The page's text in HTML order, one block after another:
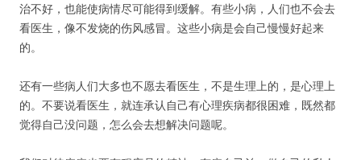
治不好，也能使病情尽可能得到缓解。有些小病，人们也不会去
看医生，像不发烧的伤风感冒。这些小病是会自己慢慢好起来
的。
还有一些病人们大多也不愿去看医生，不是生理上的，是心理上
的。不要说看医生，就连承认自己有心理疾病都很困难，既然都
觉得自己没问题，怎么会去想解决问题呢。